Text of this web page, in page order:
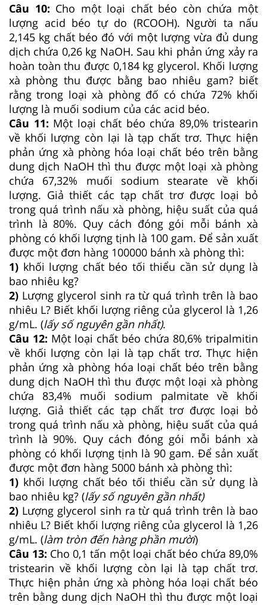
Câu 10: Cho một loại chất béo còn chứa một
lượng acid béo tự do (RCOOH). Người ta nấu
2,145 kg chất béo đó với một lượng vừa đủ dung
dịch chứa 0,26 kg NaOH. Sau khi phản ứng xảy ra
hoàn toàn thu được 0,184 kg glycerol. Khối lượng
xà phòng thu được bằng bao nhiêu gam? biết
rằng trong loại xà phòng đố có chứa 72% khối
lượng là muối sodium của các acid béo.
Câu 11: Một loại chất béo chứa 89,0% tristearin
về khối lượng còn lại là tạp chất trơ. Thực hiện
phản ứng xà phòng hóa loại chất béo trên bằng
dung dịch NaOH thì thu được một loại xà phòng
chứa 67,32% muối sodium stearate về khối
lượng. Giả thiết các tạp chất trơ được loại bỏ
trong quá trình nấu xà phòng, hiệu suất của quá
trình là 80%. Quy cách đóng gói mỗi bánh xà
phòng có khối lượng tịnh là 100 gam. Để sản xuất
được một đơn hàng 100000 bánh xà phòng thì:
1) khối lượng chất béo tối thiểu cần sử dụng là
bao nhiêu kg?
2) Lượng glycerol sinh ra từ quá trình trên là bao
nhiêu L? Biết khối lượng riêng của glycerol là 1,26
g/mL. (lấy số nguyên gần nhất).
Câu 12: Một loại chất béo chứa 80,6% tripalmitin
về khối lượng còn lại là tạp chất trơ. Thực hiện
phản ứng xà phòng hóa loại chất béo trên bằng
dung dịch NaOH thì thu được một loại xà phòng
chứa 83,4% muối sodium palmitate về khối
lượng. Giả thiết các tạp chất trơ được loại bỏ
trong quá trình nấu xà phòng, hiệu suất của quá
trình là 90%. Quy cách đóng gói mỗi bánh xà
phòng có khối lượng tịnh là 90 gam. Để sản xuất
được một đơn hàng 5000 bánh xà phòng thì:
1) khối lượng chất béo tối thiểu cần sử dụng là
bao nhiêu kg? (lấy số nguyên gần nhất)
2) Lượng glycerol sinh ra từ quá trình trên là bao
nhiêu L? Biết khối lượng riêng của glycerol là 1,26
g/mL. (làm tròn đến hàng phần mười)
Câu 13: Cho 0,1 tấn một loại chất béo chứa 89,0%
tristearin về khối lượng còn lại là tạp chất trơ.
Thực hiện phản ứng xà phòng hóa loại chất béo
trên bằng dung dịch NaOH thì thu được một loại